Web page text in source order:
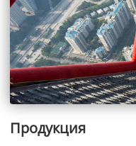
Продукция